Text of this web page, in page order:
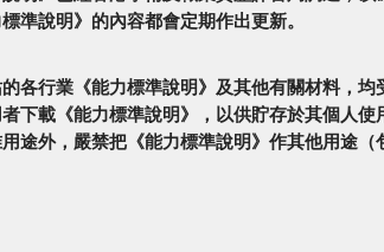
準說明》的內容都會定期作出更新。
各行業《能力標準說明》及其他有關材料，
下載《能力標準說明》，以供貯存於其個人
途外，嚴禁把《能力標準說明》作其他用途